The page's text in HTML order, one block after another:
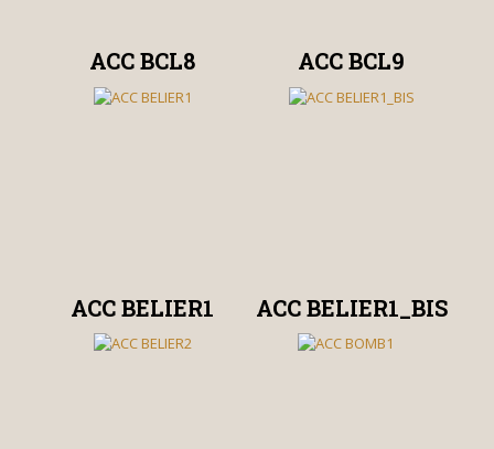
ACC BCL8 ACC BCL9
ACC BELIER1 ACC BELIER1_BIS